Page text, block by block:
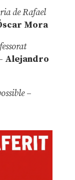
de Rafael
Mora
Alejandro
–